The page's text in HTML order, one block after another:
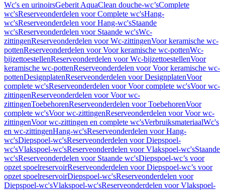
Wc's en urinoirsGeberit AquaClean douche-wc’sComplete
wc'sReserveonderdelen voor Complete wc'sHang-
wc'sReserveonderdelen voor Hang-wc'sStaande
wc'sReserveonderdelen voor Staande wc'sWc-
zittingenReserveonderdelen voor Wc-zittingenVoor keramische wc-
pottenReserveonderdelen voor Voor keramische wc-pottenWc-
bijzettoestellenReserveonderdelen voor Wc-bijzettoestellenVoor
keramische wc-pottenReserveonderdelen voor Voor keramische wc-
pottenDesignplatenReserveonderdelen voor DesignplatenVoor
complete wc'sReserveonderdelen voor Voor complete wc'sVoor wc-
zittingenReserveonderdelen voor Voor wc-
zittingenToebehorenReserveonderdelen voor ToebehorenVoor
complete wc'sVoor wc-zittingenReserveonderdelen voor Voor wc-
zittingenVoor wc-zittingen en complete wc'sVerbruiksmateriaalWc's
en wc-zittingenHang-wc'sReserveonderdelen voor Hang-
wc'sDiepspoel-wc'sReserveonderdelen voor Diepspoel-
wc'sVlakspoel-wc'sReserveonderdelen voor Vlakspoel-wc'sStaande
wc'sReserveonderdelen voor Staande wc'sDiepspoel-wc’s voor
opzet spoelreservoirReserveonderdelen voor Diepspoel-wc’s voor
opzet spoelreservoirDiepspoel-wc'sReserveonderdelen voor
Diepspoel-wc'sVlakspoel-wc'sReserveonderdelen voor Vlakspoel-